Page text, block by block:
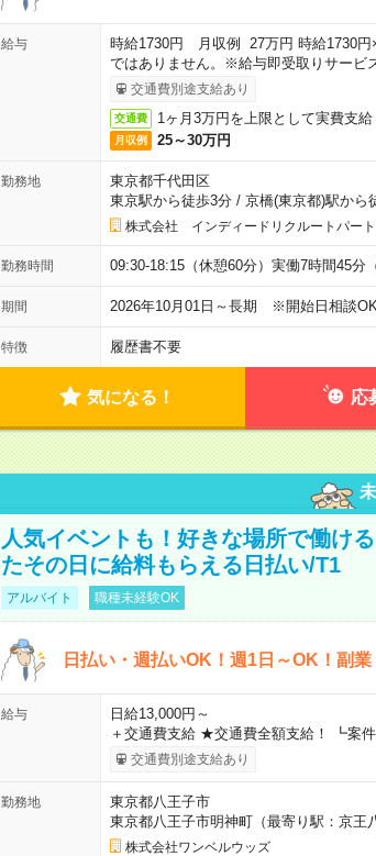
給与
時給1730円 月収例 27万円 時給1730
ではありません。※給与即受取りサービ
交通費別途支給あり
交通費 1ヶ月3万円を上限として実費支給
月収例 25～30万円
勤務地
東京都千代田区
東京駅から徒歩3分/ 京橋(東京都)駅から
株式会社 インディードリクルートパー
勤務時間 09:30-18:15（休憩60分）実働7時間45分
期間 2026年10月01日～長期 ※開始日相談
特徴 履歴書不要
気になる！ 応
人気イベントも！好きな場所で働け
たその日に給料もらえる日払い/T1
アルバイト 職種未経験OK
日払い・週払いOK！週1日～OK！副
給与
日給13,000円～
＋交通費支給 ★交通費全額支給！ ┗案
交通費別途支給あり
勤務地
東京都八王子市
東京都八王子市明神町（最寄り駅：京王
株式会社ワンベルウッズ